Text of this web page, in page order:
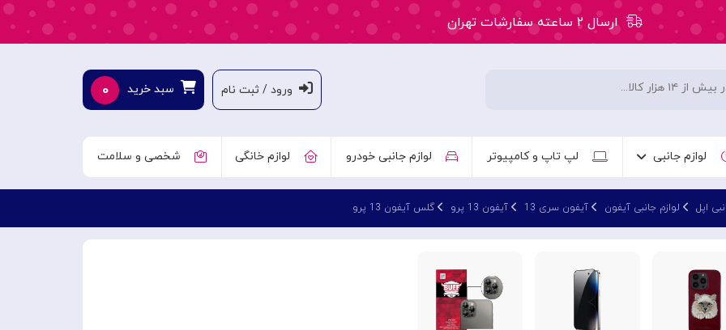
ارسال ۲ ساعته سفارشات تهران
ورود / ثبت نام سبد خرید ۰
لوازم جانبی لپ تاپ و کامپیوتر لوازم جانبی خودرو لوازم خانگی شخصی و سلامت
اپل لوازم جانبی آیفون آیفون سری 13 آیفون 13 پرو گلس آیفون 13 پرو